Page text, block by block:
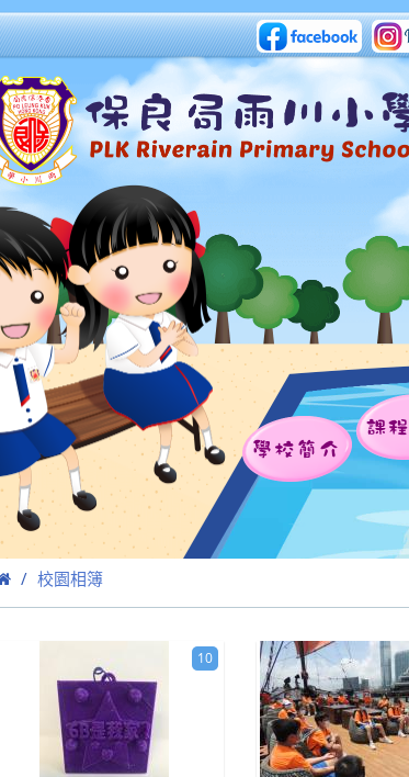
學校簡介
課
校園相簿
10